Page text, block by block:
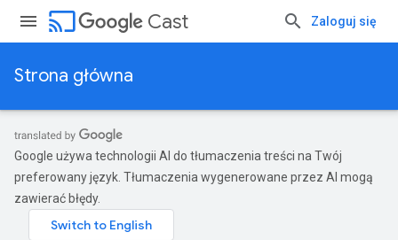
cast Cast Zaloguj się
Strona główna
Google używa technologii AI do tłumaczenia treści na Twój
preferowany język. Tłumaczenia wygenerowane przez AI mogą
zawierać błędy.